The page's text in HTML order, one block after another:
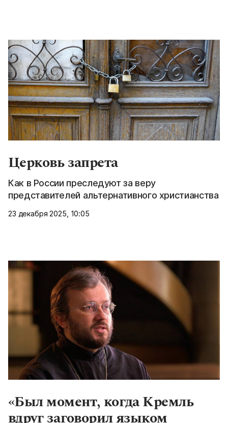
Церковь запрета
Как в России преследуют за веру
представителей альтернативного христианства
23 декабря 2025, 10:05
«Был момент, когда Кремль
вдруг заговорил языком